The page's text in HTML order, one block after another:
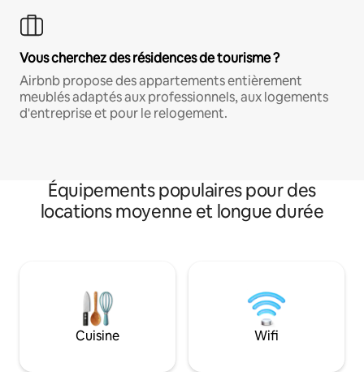
Vous cherchez des résidences de tourisme ?
Airbnb propose des appartements entièrement
meublés adaptés aux professionnels, aux logements
d'entreprise et pour le relogement.
Équipements populaires pour des
locations moyenne et longue durée
Cuisine Wifi